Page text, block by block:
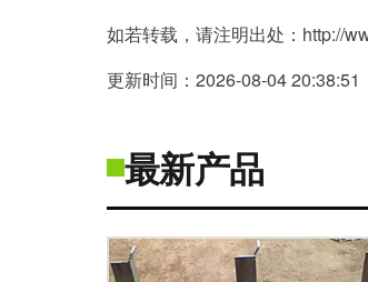
如若转载，请注明出处：http://
更新时间：2026-08-04 20:38:51
最新产品